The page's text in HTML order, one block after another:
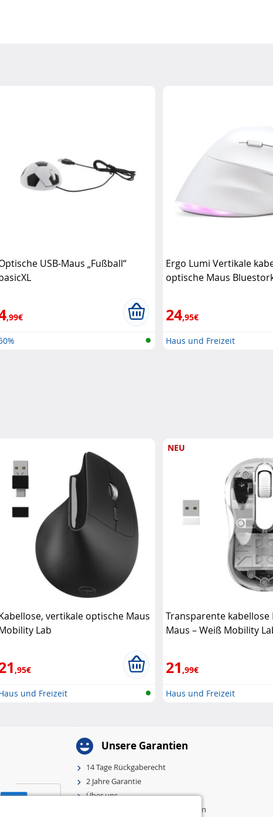
USB-Maus „Fußball“
,99€
Ergo Lumi Vertikale
optische Maus
24,95€
Haus und Freizeit
vertikale optische Maus
Lab
,95€
und Freizeit
NEU
Transparente
Maus – Weiß Mobility
21,99€
Haus und Freizeit
Unsere Garantien
14 Tage Rückgaberecht
2 Jahre Garantie
Über uns
Allgemeine Geschäftsbedingungen